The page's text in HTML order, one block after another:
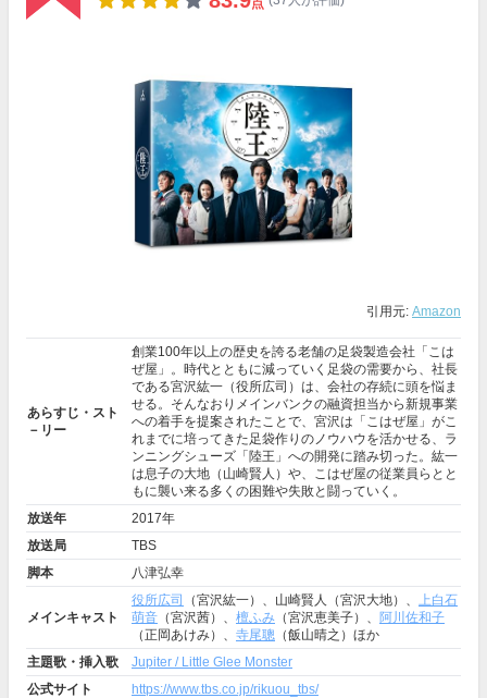
点
引用元: Amazon
あらすじ・スト
－リー
創業100年以上の歴史を誇る老舗の足袋製造会社「こは
ぜ屋」。時代とともに減っていく足袋の需要から、社長
である宮沢紘一（役所広司）は、会社の存続に頭を悩ま
せる。そんなおりメインバンクの融資担当から新規事業
への着手を提案されたことで、宮沢は「こはぜ屋」がこ
れまでに培ってきた足袋作りのノウハウを活かせる、ラ
ンニングシューズ「陸王」への開発に踏み切った。紘一
は息子の大地（山崎賢人）や、こはぜ屋の従業員らとと
もに襲い来る多くの困難や失敗と闘っていく。
放送年
2017年
放送局
TBS
脚本
八津弘幸
メインキャスト
役所広司 （宮沢紘一）、山崎賢人（宮沢大地）、 上白石
萌音 （宮沢茜）、 檀ふみ （宮沢恵美子）、 阿川佐和子
（正岡あけみ）、 寺尾聰 （飯山晴之）ほか
主題歌・挿入歌
Jupiter / Little Glee Monster
公式サイト
https://www.tbs.co.jp/rikuou_tbs/